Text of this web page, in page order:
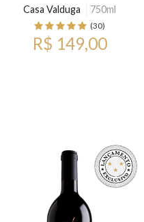
Casa Valduga
750ml
(30)
R$ 149,00